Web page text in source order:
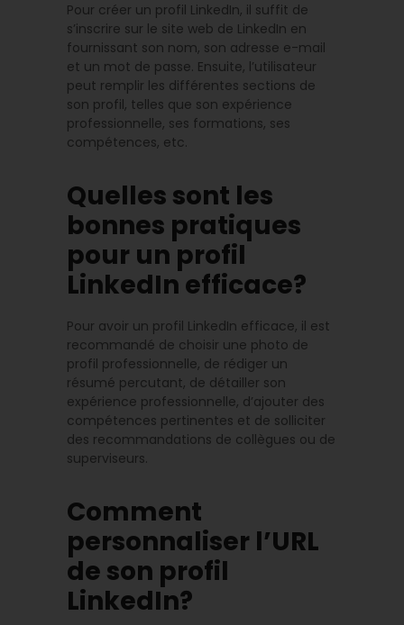
Pour créer un profil LinkedIn, il suffit de
s’inscrire sur le site web de LinkedIn en
fournissant son nom, son adresse e-mail
et un mot de passe. Ensuite, l’utilisateur
peut remplir les différentes sections de
son profil, telles que son expérience
professionnelle, ses formations, ses
compétences, etc.
Quelles sont les
bonnes pratiques
pour un profil
LinkedIn efficace?
Pour avoir un profil LinkedIn efficace, il est
recommandé de choisir une photo de
profil professionnelle, de rédiger un
résumé percutant, de détailler son
expérience professionnelle, d’ajouter des
compétences pertinentes et de solliciter
des recommandations de collègues ou de
superviseurs.
Comment
personnaliser l’URL
de son profil
LinkedIn?